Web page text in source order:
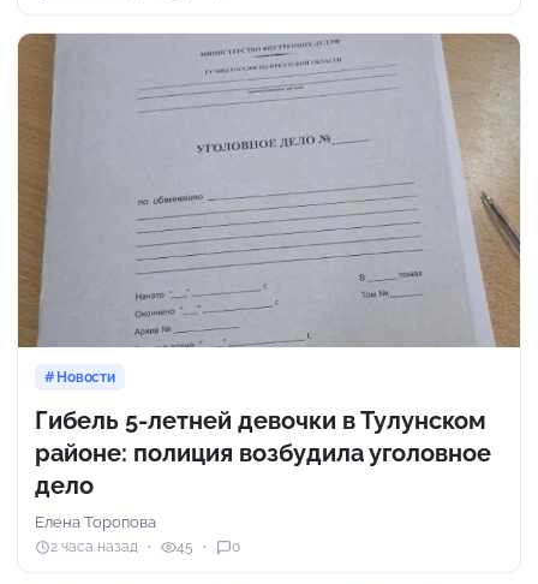
Новости
Гибель 5-летней девочки в Тулунском
районе: полиция возбудила уголовное
дело
Елена Торопова
2 часа назад 45 0